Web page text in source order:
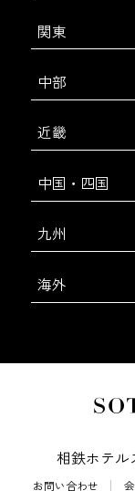
関東
中部
近畿
中国・四国
九州
海外
相鉄ホテル
お問い合わせ